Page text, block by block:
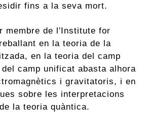
fins a la seva mort.
membre de l'Institute for
en la teoria de la
en la teoria del camp
camp unificat abasta alhora
i gravitatoris, i en
sobre les interpretacions
la teoria quàntica.